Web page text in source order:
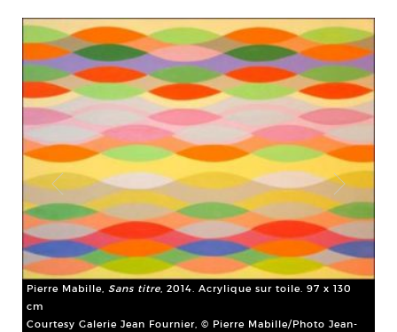
Pierre Mabille, Sans titre , 2014. Acrylique sur toile. 97 x 130
cm
Courtesy Galerie Jean Fournier, © Pierre Mabille/Photo Jean-